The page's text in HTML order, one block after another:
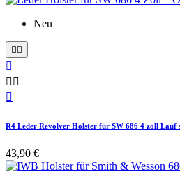
Neu
 

 

R4 Leder Revolver Holster für SW 686 4 zoll Lauf
43,90 €